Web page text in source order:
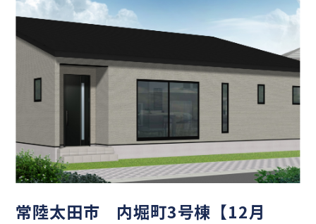
常陸太田市 内堀町3号棟【12月